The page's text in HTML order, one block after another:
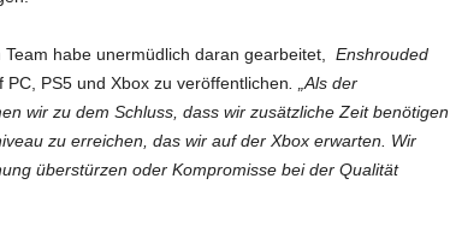
habe unermüdlich daran gearbeitet, Enshrouded
PS5 und Xbox zu veröffentlichen . „Als der
wir zu dem Schluss, dass wir zusätzliche Zeit benötigen
zu erreichen, das wir auf der Xbox erwarten. Wir
überstürzen oder Kompromisse bei der Qualität